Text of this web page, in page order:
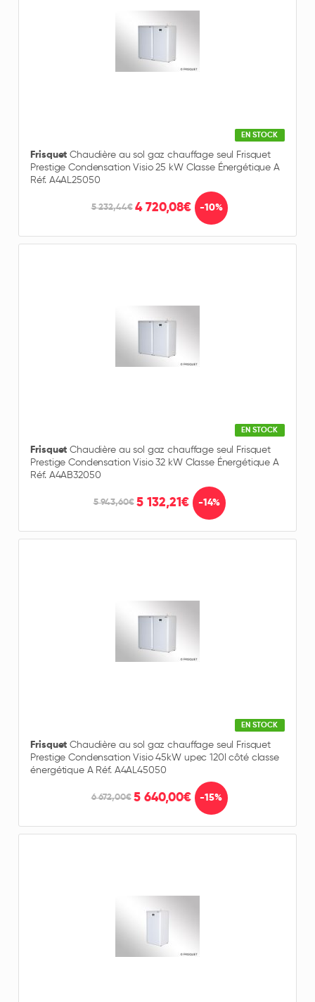
EN STOCK
Frisquet Chaudière au sol gaz chauffage seul Frisquet
Prestige Condensation Visio 25 kW Classe Énergétique A
Réf. A4AL25050
5 232,44€ 4 720,08€ -10%
EN STOCK
Frisquet Chaudière au sol gaz chauffage seul Frisquet
Prestige Condensation Visio 32 kW Classe Énergétique A
Réf. A4AB32050
5 943,60€ 5 132,21€ -14%
EN STOCK
Frisquet Chaudière au sol gaz chauffage seul Frisquet
Prestige Condensation Visio 45kW upec 120l côté classe
énergétique A Réf. A4AL45050
6 672,00€ 5 640,00€ -15%